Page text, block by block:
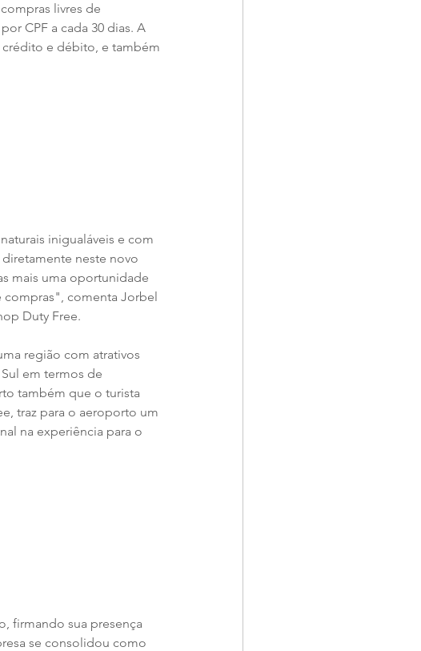
livres de
CPF a cada 30 dias. A
crédito e débito, e também
inigualáveis e com
neste novo
mais uma oportunidade
compras", comenta Jorbel
Duty Free.
região com atrativos
em termos de
também que o turista
traz para o aeroporto um
na experiência para o
firmando sua presença
se consolidou como